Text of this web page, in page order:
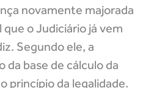
novamente majorada
que o Judiciário já vem
Segundo ele, a
da base de cálculo da
princípio da legalidade.